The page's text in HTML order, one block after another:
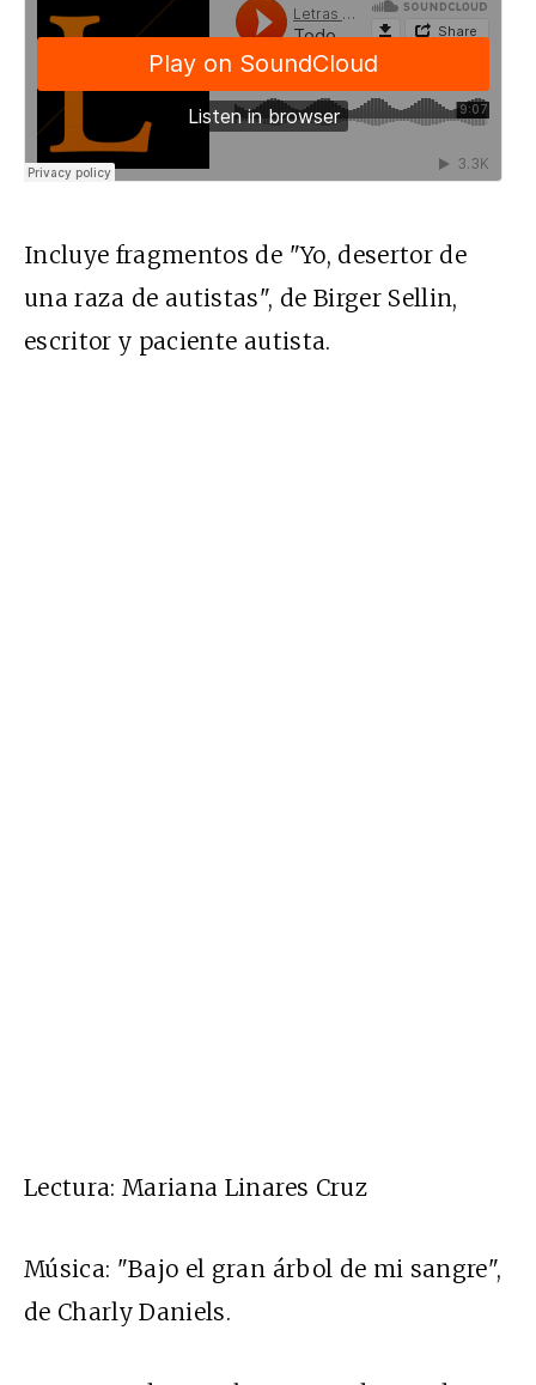
Incluye fragmentos de "Yo, desertor de
una raza de autistas", de Birger Sellin,
escritor y paciente autista.
Lectura: Mariana Linares Cruz
Música: "Bajo el gran árbol de mi sangre",
de Charly Daniels.